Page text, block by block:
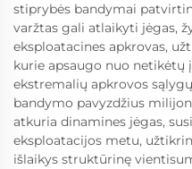
stiprybės bandymai
varžtas gali atlaikyti jėgas,
eksploatacines apkrovas,
kurie apsaugo nuo
ekstremalių apkrovos
bandymo pavyzdžius
atkuria dinamines jėgas,
eksploatacijos metu,
išlaikys struktūrinę